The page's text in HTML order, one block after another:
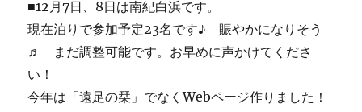
■12月7日、8日は南紀白浜です。
現在泊りで参加予定23名です♪ 賑やかになりそう
♬ まだ調整可能です。お早めに声かけてくださ
い！
今年は「遠足の栞」でなくWebページ作りました！